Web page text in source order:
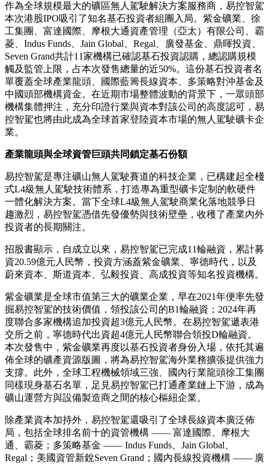
作為全球規模最大的礦區無人駕駛解決方案服務商，易控智駕
本次港股IPO吸引了知名基石投資者組團入局。紫金礦業、徐
工集團、富達國際、摩根大通資產管理（亞太）有限公司、霸
菱、Indus Funds、Jain Global、Regal、廣發基金、鼎暉投資、
Seven Grand共計11家機構已確認基石投資認購，總認購規模
觸及監管上限，占本次發售總量的近50%。這份基石投資者名
單覆蓋全球產業龍頭、國際藍籌長線資本、多策略對沖基金及
中國頭部機構資金。在近期市場整體波動的背景下，一眾頭部
機構集體押注，充分印證行業與資本對該公司的高度認可，易
控智駕也將由此成為全球首家登陸資本市場的無人駕駛礦卡企
業。
產業龍頭與全球資管巨頭共同鎖定基石份額
易控智駕是專注礦山無人駕駛賽道的科技企業，已構建起全棧
式L4級無人駕駛技術體系，打造專為重型礦卡定制的軟硬件
一體化解決方案。當下全球L4級無人駕駛商業化落地競爭日
趨激烈，易控智駕憑借先發優勢與技術壁壘，收穫了產業內外
投資者的長期關注。
招股書顯示，自成立以來，易控智駕已完成11輪融資，累計募
資20.59億元人民幣，投資方涵蓋紫金礦業、寧德時代，以及
蔚來資本、斯道資本、弘毅投資、高成投資等知名投資機構。
紫金礦業是全球市值第三大的礦業企業，早在2021年便率先發
掘易控智駕的技術價值，領投該公司的B1輪融資；2024年再
度聯合多家機構追加投資超3億元人民幣。在易控智駕遞表港
交所之前，寧德時代出資超4億元人民幣聯合領投D輪融資。
本次發售中，紫金礦業再度以基石投資者身份入場，依托其遍
佈全球的礦產資源版圖，將為易控智駕海外業務擴張提供強力
支撐。此外，全球工程機械領域三強、國內行業龍頭徐工集團
同樣現身基石名單，足見易控智駕已打通產業鏈上下游，成為
礦山運營方與設備製造商之間的核心樞紐企業。
除產業資本加持外，易控智駕還吸引了全球長線資本廣泛佈
局，包括全球排名前十的資管機構 —— 富達國際、摩根大
通、霸菱；多策略基金 —— Indus Funds、Jain Global、
Regal；美國資管新銳Seven Grand；國內長線投資機構 —— 廣